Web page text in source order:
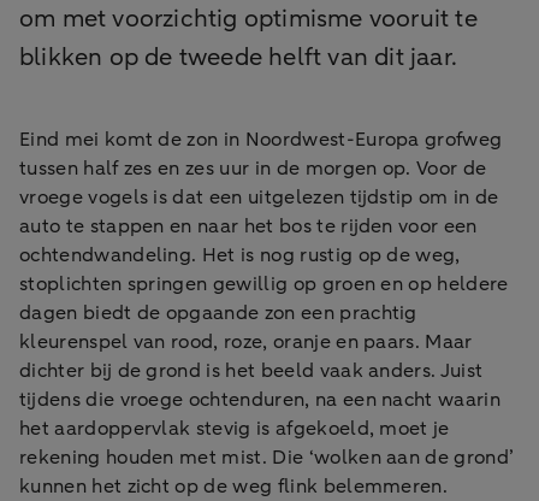
om met voorzichtig optimisme vooruit te
blikken op de tweede helft van dit jaar.
Eind mei komt de zon in Noordwest-Europa grofweg
tussen half zes en zes uur in de morgen op. Voor de
vroege vogels is dat een uitgelezen tijdstip om in de
auto te stappen en naar het bos te rijden voor een
ochtendwandeling. Het is nog rustig op de weg,
stoplichten springen gewillig op groen en op heldere
dagen biedt de opgaande zon een prachtig
kleurenspel van rood, roze, oranje en paars. Maar
dichter bij de grond is het beeld vaak anders. Juist
tijdens die vroege ochtenduren, na een nacht waarin
het aardoppervlak stevig is afgekoeld, moet je
rekening houden met mist. Die ‘wolken aan de grond’
kunnen het zicht op de weg flink belemmeren.